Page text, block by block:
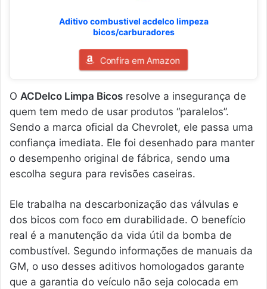
Aditivo combustivel acdelco limpeza
bicos/carburadores
Confira em Amazon
O ACDelco Limpa Bicos resolve a insegurança de
quem tem medo de usar produtos “paralelos”.
Sendo a marca oficial da Chevrolet, ele passa uma
confiança imediata. Ele foi desenhado para manter
o desempenho original de fábrica, sendo uma
escolha segura para revisões caseiras.
Ele trabalha na descarbonização das válvulas e
dos bicos com foco em durabilidade. O benefício
real é a manutenção da vida útil da bomba de
combustível. Segundo informações de manuais da
GM, o uso desses aditivos homologados garante
que a garantia do veículo não seja colocada em